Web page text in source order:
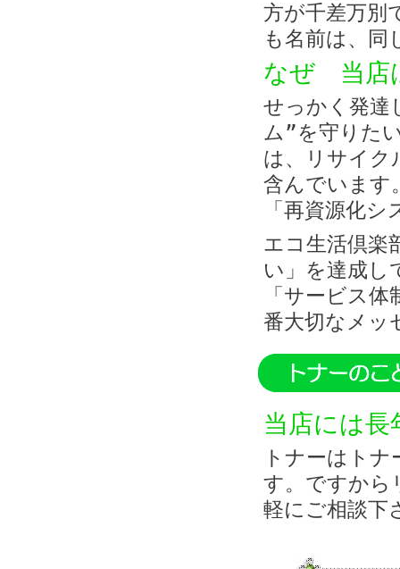
方が千差万別
も名前は、同
なぜ 当店
せっかく発達
ム”を守りた
は、リサイク
含んでいます
「再資源化
エコ生活倶楽
い」を達成し
「サービス
番大切なメッ
当店には
トナーはト
す。ですから
軽にご相談下